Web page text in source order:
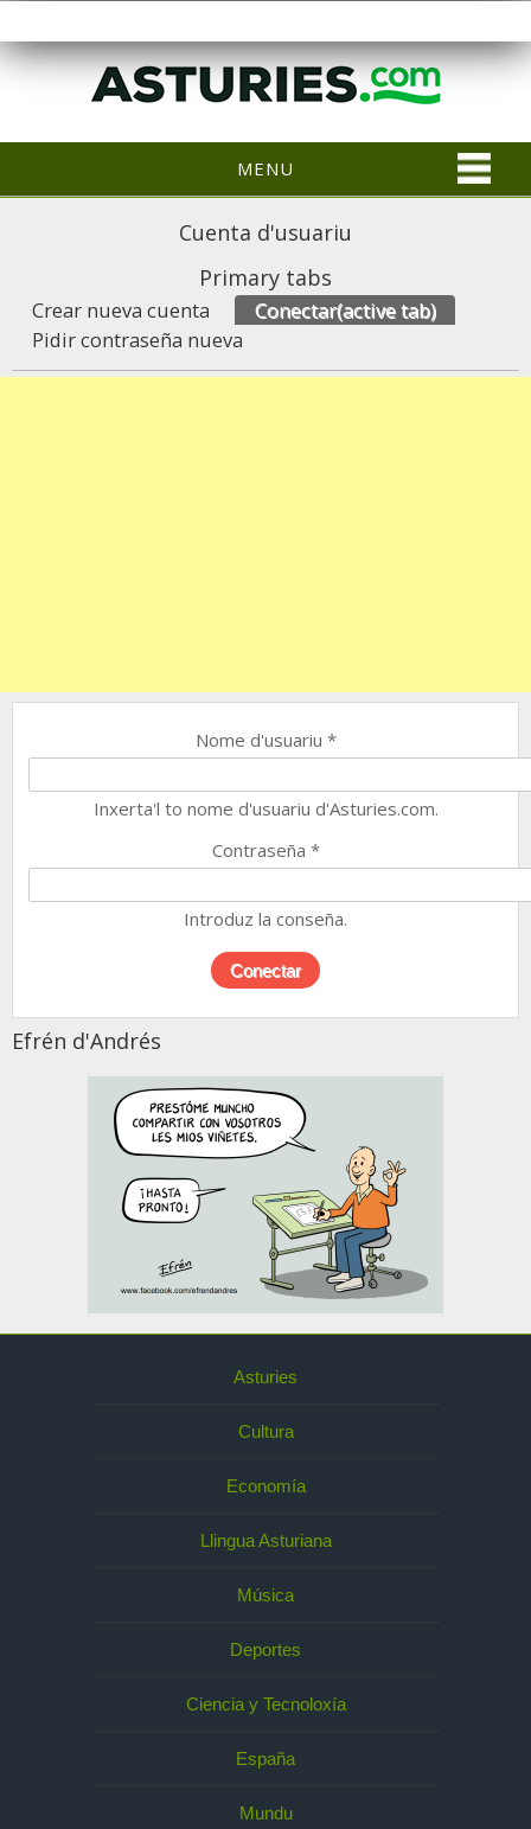
MENU
Cuenta d'usuariu
Primary tabs
Crear nueva cuenta Conectar(active tab)
Pidir contraseña nueva
Nome d'usuariu *
Inxerta'l to nome d'usuariu d'Asturies.com.
Contraseña *
Introduz la conseña.
Efrén d'Andrés
Asturies
Cultura
Economía
Llingua Asturiana
Música
Deportes
Ciencia y Tecnoloxía
España
Mundu